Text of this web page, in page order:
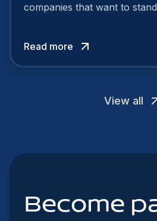
companies that want to
attract the best profiles.
Read more
View all
Become